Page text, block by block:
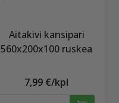
Aitakivi kansipari
560x200x100 ruskea
7,99 €/kpl